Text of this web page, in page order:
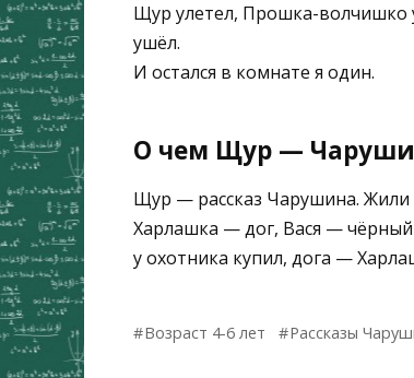
Щур улетел, Прошка-волчишко
ушёл.
И остался в комнате я один.
О чем Щур —
Щур — рассказ Чарушина.
Харлашка — дог, Вася —
у охотника купил, дога —
Возраст 4-6 лет Рассказы